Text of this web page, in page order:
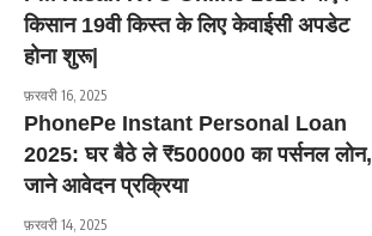
किसान 19वी किस्त के लिए केवाईसी अपडेट
होना शुरू|
फ़रवरी 16, 2025
PhonePe Instant Personal Loan
2025: घर बैठे ले ₹500000 का पर्सनल लोन,
जाने आवेदन प्रक्रिया
फ़रवरी 14, 2025